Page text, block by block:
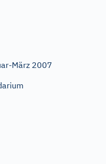
März 2007